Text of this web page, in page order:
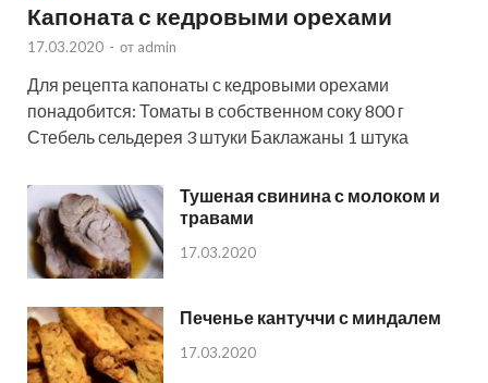
Капоната с кедровыми орехами
17.03.2020 - от admin
Для рецепта капонаты с кедровыми орехами
понадобится: Томаты в собственном соку 800 г
Стебель сельдерея 3 штуки Баклажаны 1 штука
Тушеная свинина с молоком и
травами
17.03.2020
Печенье кантуччи с миндалем
17.03.2020